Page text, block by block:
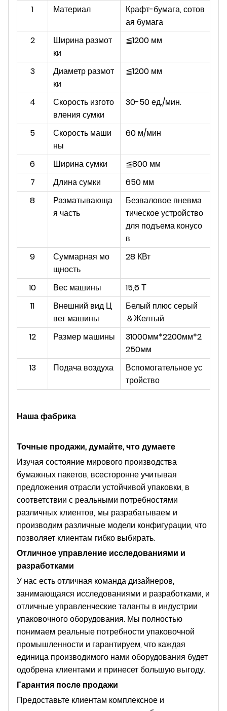
1 Материал
Крафт-бумага, сотов
ая бумага
2
Ширина размот
ки
≦1200 мм
3
Диаметр размот
ки
≦1200 мм
4
Скорость изгото
вления сумки
30-50 ед./мин.
5
Скорость маши
ны
60 м/мин
6 Ширина сумки
≦800 мм
7
Длина сумки
650 мм
8
Разматывающа
я часть
Безваловое пневма
тическое устройство
для подъема конусо
в
9
Суммарная мо
щность
28 КВт
10 Вес машины
15,6 Т
11
Внешний вид Ц
вет машины
Белый плюс серый
＆Желтый
12
Размер машины
31000мм*2200мм*2
250мм
13
Подача воздуха
Вспомогательное ус
тройство
Наша фабрика
Точные продажи, думайте, что думаете
Изучая состояние мирового производства
бумажных пакетов, всесторонне учитывая
предложения отрасли устойчивой упаковки, в
соответствии с реальными потребностями
различных клиентов, мы разрабатываем и
производим различные модели конфигурации, что
позволяет клиентам гибко выбирать.
Отличное управление исследованиями и
разработками
У нас есть отличная команда дизайнеров,
занимающаяся исследованиями и разработками, и
отличные управленческие таланты в индустрии
упаковочного оборудования. Мы полностью
понимаем реальные потребности упаковочной
промышленности и гарантируем, что каждая
единица производимого нами оборудования будет
одобрена клиентами и принесет большую выгоду.
Гарантия после продажи
Предоставьте клиентам комплексное и